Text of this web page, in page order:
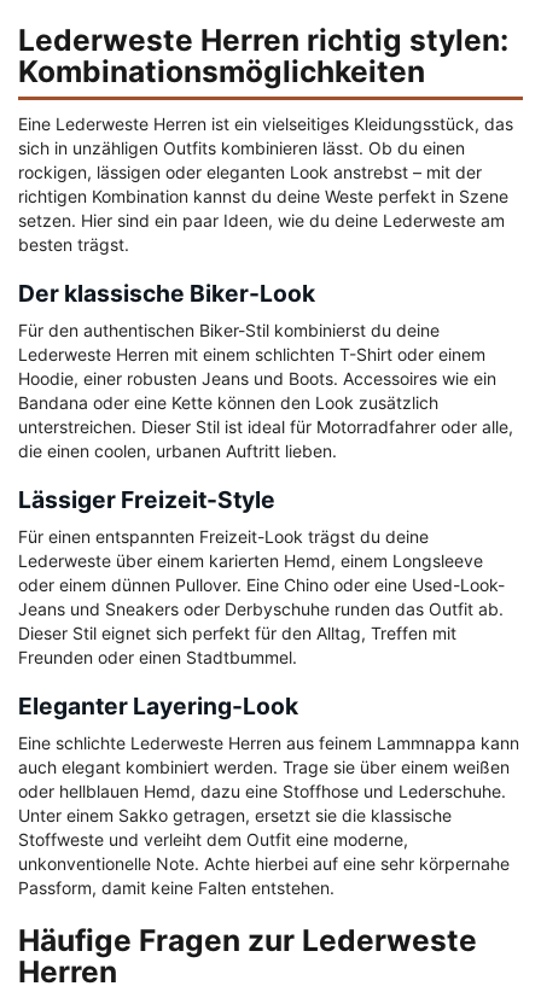
Lederweste Herren richtig stylen:
Kombinationsmöglichkeiten
Eine Lederweste Herren ist ein vielseitiges Kleidungsstück, das
sich in unzähligen Outfits kombinieren lässt. Ob du einen
rockigen, lässigen oder eleganten Look anstrebst – mit der
richtigen Kombination kannst du deine Weste perfekt in Szene
setzen. Hier sind ein paar Ideen, wie du deine Lederweste am
besten trägst.
Der klassische Biker-Look
Für den authentischen Biker-Stil kombinierst du deine
Lederweste Herren mit einem schlichten T-Shirt oder einem
Hoodie, einer robusten Jeans und Boots. Accessoires wie ein
Bandana oder eine Kette können den Look zusätzlich
unterstreichen. Dieser Stil ist ideal für Motorradfahrer oder alle,
die einen coolen, urbanen Auftritt lieben.
Lässiger Freizeit-Style
Für einen entspannten Freizeit-Look trägst du deine
Lederweste über einem karierten Hemd, einem Longsleeve
oder einem dünnen Pullover. Eine Chino oder eine Used-Look-
Jeans und Sneakers oder Derbyschuhe runden das Outfit ab.
Dieser Stil eignet sich perfekt für den Alltag, Treffen mit
Freunden oder einen Stadtbummel.
Eleganter Layering-Look
Eine schlichte Lederweste Herren aus feinem Lammnappa kann
auch elegant kombiniert werden. Trage sie über einem weißen
oder hellblauen Hemd, dazu eine Stoffhose und Lederschuhe.
Unter einem Sakko getragen, ersetzt sie die klassische
Stoffweste und verleiht dem Outfit eine moderne,
unkonventionelle Note. Achte hierbei auf eine sehr körpernahe
Passform, damit keine Falten entstehen.
Häufige Fragen zur Lederweste
Herren